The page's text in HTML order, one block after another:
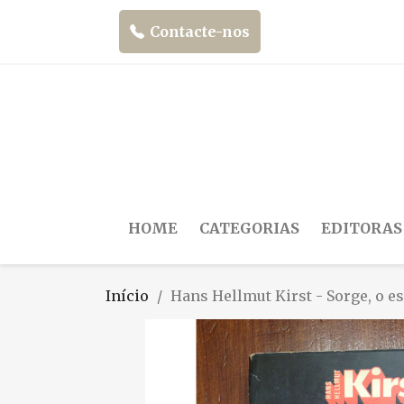
Contacte-nos
HOME CATEGORIAS EDITORAS
Início Hans Hellmut Kirst - Sorge, o